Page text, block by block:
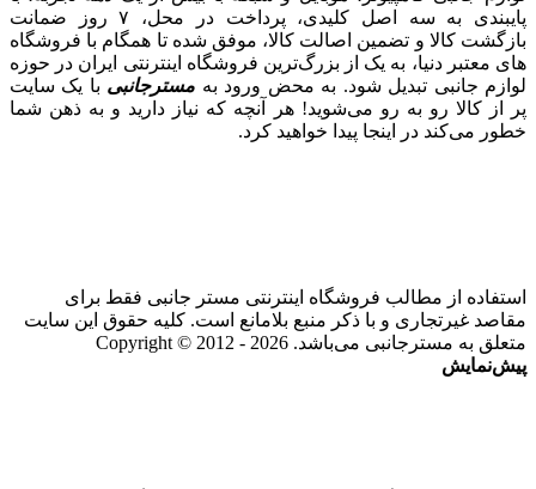
پایبندی به سه اصل کلیدی، پرداخت در محل، ۷ روز ضمانت
بازگشت کالا و تضمین اصالت کالا، موفق شده تا همگام با فروشگاه‌
های معتبر دنیا، به یک از بزرگ‌ترین فروشگاه اینترنتی ایران در حوزه
لوازم جانبی تبدیل شود. به محض ورود به مسترجانبی با یک سایت
پر از کالا رو به رو می‌شوید! هر آنچه که نیاز دارید و به ذهن شما
خطور می‌کند در اینجا پیدا خواهید کرد.
استفاده از مطالب فروشگاه اینترنتی مستر جانبی فقط برای
مقاصد غیرتجاری و با ذکر منبع بلامانع است. کلیه حقوق این سایت
متعلق به مسترجانبی می‌باشد. Copyright © 2012 - 2026
پیش‌نمایش